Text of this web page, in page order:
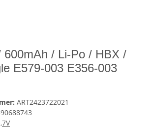
600mAh / Li-Po / HBX /
E579-003 E356-003
ART2423722021